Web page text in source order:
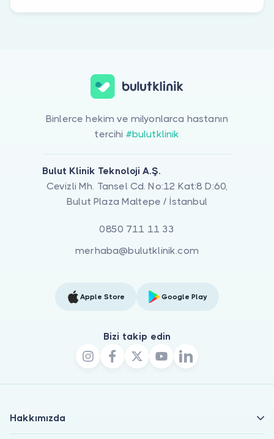
Binlerce hekim ve milyonlarca hastanın
tercihi #bulutklinik
Bulut Klinik Teknoloji A.Ş.
Cevizli Mh. Tansel Cd. No:12 Kat:8 D:60,
Bulut Plaza Maltepe / İstanbul
0850 711 11 33
merhaba@bulutklinik.com
Apple Store Google Play
Bizi takip edin
Hakkımızda